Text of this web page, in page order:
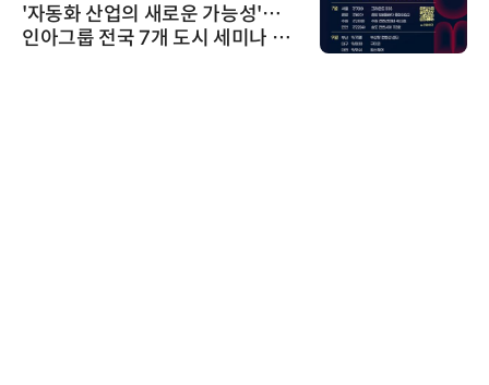
'자동화 산업의 새로운 가능성'…
인아그룹 전국 7개 도시 세미나 페